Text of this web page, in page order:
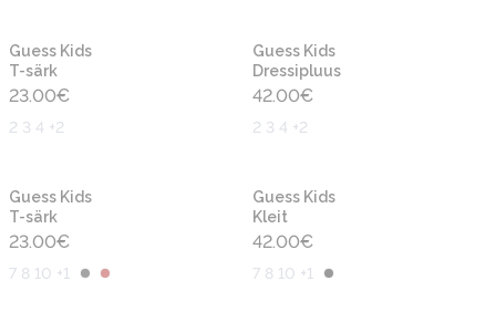
Guess Kids
T-särk
23.00€
2 3 4 +2
Guess Kids
Dressipluus
42.00€
2 3 4 +2
Guess Kids
T-särk
23.00€
7 8 10 +1
Guess Kids
Kleit
42.00€
7 8 10 +1